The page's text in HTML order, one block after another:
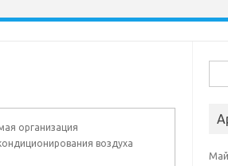
организация
воздуха